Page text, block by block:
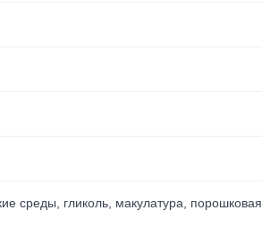
среды, гликоль, макулатура, порошковая,